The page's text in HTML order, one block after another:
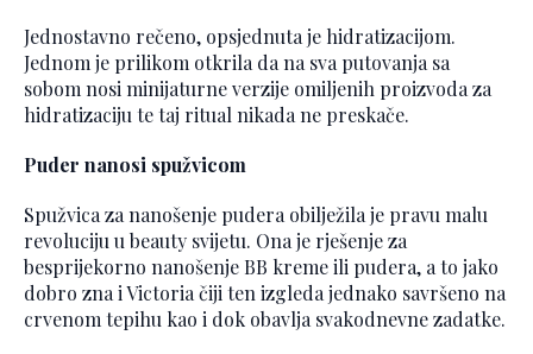
Jednostavno rečeno, opsjednuta je hidratizacijom.
Jednom je prilikom otkrila da na sva putovanja sa
sobom nosi minijaturne verzije omiljenih proizvoda za
hidratizaciju te taj ritual nikada ne preskače.
Puder nanosi spužvicom
Spužvica za nanošenje pudera obilježila je pravu malu
revoluciju u beauty svijetu. Ona je rješenje za
besprijekorno nanošenje BB kreme ili pudera, a to jako
dobro zna i Victoria čiji ten izgleda jednako savršeno na
crvenom tepihu kao i dok obavlja svakodnevne zadatke.